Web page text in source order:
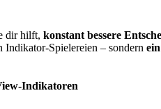
dir hilft, konstant bessere
Indikator-Spielereien – sondern
Indikatoren